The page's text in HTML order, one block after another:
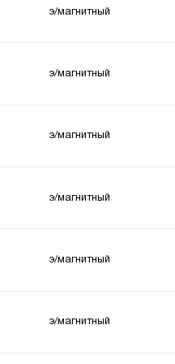
э/магнитный
э/магнитный
э/магнитный
э/магнитный
э/магнитный
э/магнитный